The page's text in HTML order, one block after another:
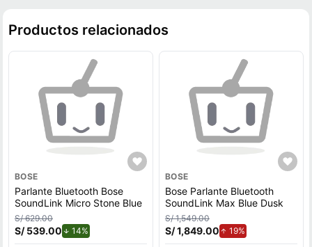
Productos relacionados
BOSE
Parlante Bluetooth Bose
SoundLink Micro Stone Blue
S/ 629.00
S/ 539.00 14%
BOSE
Bose Parlante Bluetooth
SoundLink Max Blue Dusk
S/ 1,549.00
S/ 1,849.00 19%de aumento.